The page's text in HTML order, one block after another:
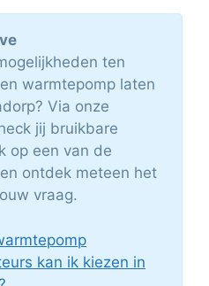
ten
warmtepomp laten
Via onze
jij bruikbare
op een van de
ontdek meteen het
vraag.
kan ik kiezen in